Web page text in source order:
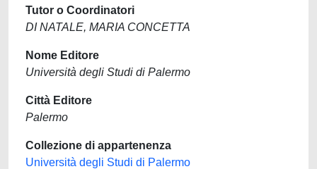
Tutor o Coordinatori
DI NATALE, MARIA CONCETTA
Nome Editore
Università degli Studi di Palermo
Città Editore
Palermo
Collezione di appartenenza
Università degli Studi di Palermo